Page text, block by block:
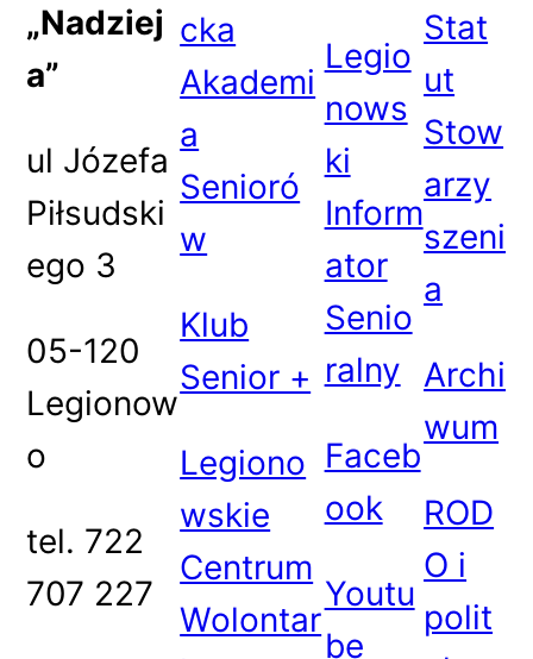
„Nadziej
a”
ul Józefa
Piłsudski
ego 3
05-120
Legionow
o
tel. 722
707 227
cka
Akademi
a
Senioró
w
Klub
Senior +
Legiono
wskie
Centrum
Wolontar
Legio
nows
ki
Inform
ator
Senio
ralny
Faceb
ook
Youtu
be
Stat
ut
Stow
arzy
szeni
a
Archi
wum
ROD
O i
polit